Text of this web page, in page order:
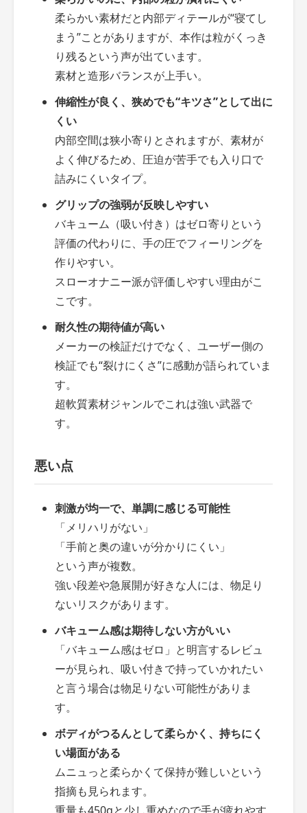
柔らかい素材だと内部ディテールが“寝てし
まう”ことがありますが、本作は粒がくっき
り残るという声が出ています。
素材と造形バランスが上手い。
伸縮性が良く、狭めでも“キツさ”として出に
くい
内部空間は狭小寄りとされますが、素材が
よく伸びるため、圧迫が苦手でも入り口で
詰みにくいタイプ。
グリップの強弱が反映しやすい
バキューム（吸い付き）はゼロ寄りという
評価の代わりに、手の圧でフィーリングを
作りやすい。
スローオナニー派が評価しやすい理由がこ
こです。
耐久性の期待値が高い
メーカーの検証だけでなく、ユーザー側の
検証でも“裂けにくさ”に感動が語られていま
す。
超軟質素材ジャンルでこれは強い武器で
す。
悪い点
刺激が均一で、単調に感じる可能性
「メリハリがない」
「手前と奥の違いが分かりにくい」
という声が複数。
強い段差や急展開が好きな人には、物足り
ないリスクがあります。
バキューム感は期待しない方がいい
「バキューム感はゼロ」と明言するレビュ
ーが見られ、吸い付きで持っていかれたい
と言う場合は物足りない可能性がありま
す。
ボディがつるんとして柔らかく、持ちにく
い場面がある
ムニュっと柔らかくて保持が難しいという
指摘も見られます。